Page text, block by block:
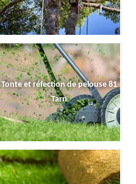
Tonte et réfection de pelouse 81
Tarn